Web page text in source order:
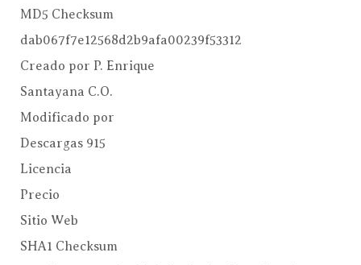
MD5 Checksum
dab067f7e12568d2b9afa00239f53312
Creado por P. Enrique
Santayana C.O.
Modificado por
Descargas 915
Licencia
Precio
Sitio Web
SHA1 Checksum